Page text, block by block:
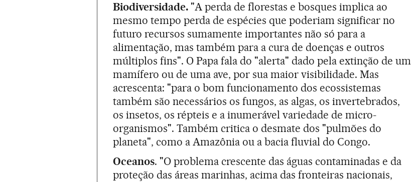
Biodiversidade. "A perda de florestas e bosques implica ao
mesmo tempo perda de espécies que poderiam significar no
futuro recursos sumamente importantes não só para a
alimentação, mas também para a cura de doenças e outros
múltiplos fins". O Papa fala do "alerta" dado pela extinção de um
mamífero ou de uma ave, por sua maior visibilidade. Mas
acrescenta: "para o bom funcionamento dos ecossistemas
também são necessários os fungos, as algas, os invertebrados,
os insetos, os répteis e a inumerável variedade de micro-
organismos". Também critica o desmate dos "pulmões do
planeta", como a Amazônia ou a bacia fluvial do Congo.
Oceanos. "O problema crescente das águas contaminadas e da
proteção das áreas marinhas, acima das fronteiras nacionais,